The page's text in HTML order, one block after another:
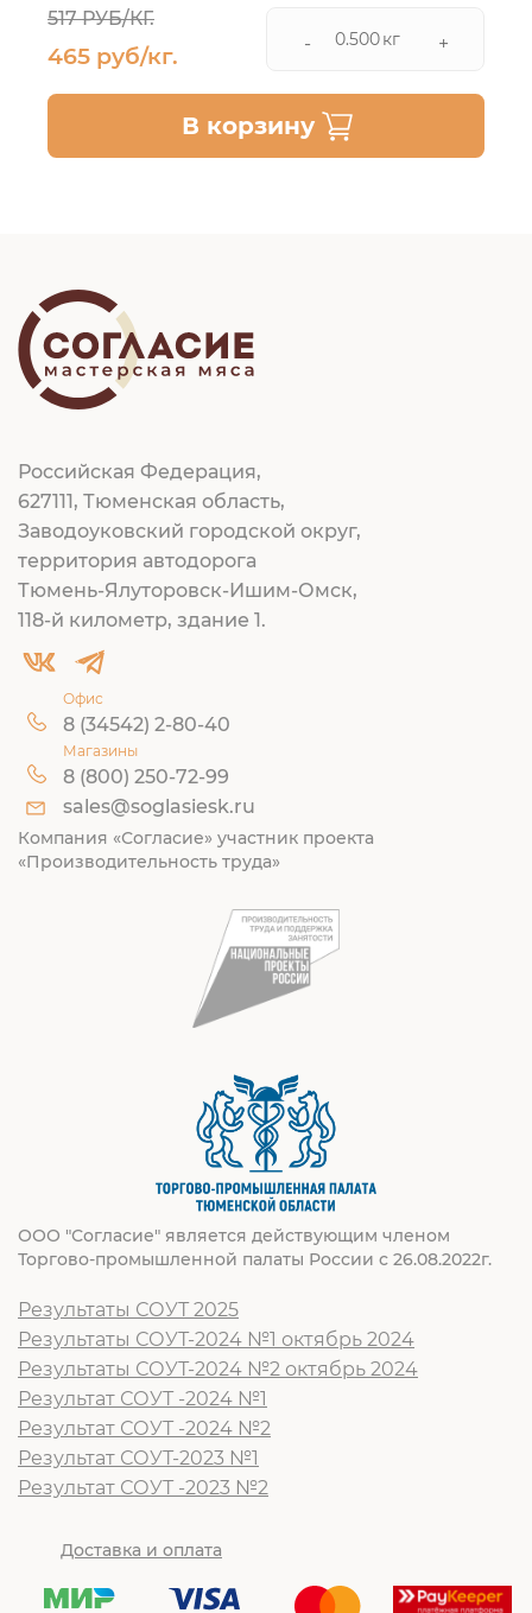
517 РУБ/КГ.
465 руб/кг. - кг +
В корзину
Российская Федерация,
627111, Тюменская область,
Заводоуковский городской округ,
территория автодорога
Тюмень-Ялуторовск-Ишим-Омск,
118-й километр, здание 1.
Офис
8 (34542) 2-80-40
Магазины
8 (800) 250-72-99
sales@soglasiesk.ru
Компания «Согласие» участник проекта
«Производительность труда»
ООО "Согласие" является действующим членом
Торгово-промышленной палаты России с 26.08.2022г.
Результаты СОУТ 2025
Результаты СОУТ-2024 №1 октябрь 2024
Результаты СОУТ-2024 №2 октябрь 2024
Результат СОУТ -2024 №1
Результат СОУТ -2024 №2
Результат СОУТ-2023 №1
Результат СОУТ -2023 №2
Доставка и оплата